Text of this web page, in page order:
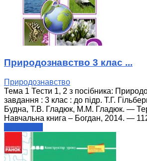
Природознавство 3 клас ...
Природознавство
Тема 1 Тести 1, 2 з посібника:
завдання : 3 клас : до підр. Т.Г.
Будна, Т.В. Гладюк, М.М. Гладюк. —
Навчальна книга – Богдан, 2014. —